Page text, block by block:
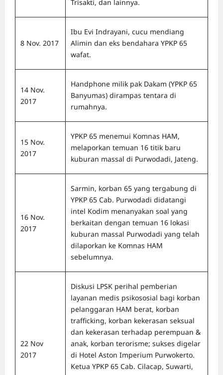
Trisakti, dan lainnya.
8 Nov. 2017
Ibu Evi Indrayani, cucu mendiang
Alimin dan eks bendahara YPKP 65
wafat.
14 Nov.
2017
Handphone milik pak Dakam (YPKP 65
Banyumas) dirampas tentara di
rumahnya.
15 Nov.
2017
YPKP 65 menemui Komnas HAM,
melaporkan temuan 16 titik baru
kuburan massal di Purwodadi, Jateng.
16 Nov.
2017
Sarmin, korban 65 yang tergabung di
YPKP 65 Cab. Purwodadi didatangi
intel Kodim menanyakan soal yang
berkaitan dengan temuan 16 lokasi
kuburan massal Purwodadi yang telah
dilaporkan ke Komnas HAM
sebelumnya.
22 Nov
2017
Diskusi LPSK perihal pemberian
layanan medis psikososial bagi korban
pelanggaran HAM berat, korban
trafficking, korban kekerasan seksual
dan kekerasan terhadap perempuan &
anak, korban terorisme; sukses digelar
di Hotel Aston Imperium Purwokerto.
Ketua YPKP 65 Cab. Cilacap, Suwarti,